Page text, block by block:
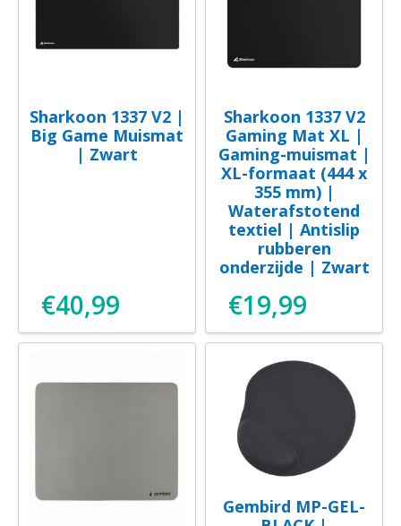
Sharkoon 1337 V2 |
Big Game Muismat
| Zwart
€40,99
Sharkoon 1337 V2
Gaming Mat XL |
Gaming-muismat |
XL-formaat (444 x
355 mm) |
Waterafstotend
textiel | Antislip
rubberen
onderzijde | Zwart
€19,99
Gembird MP-GEL-